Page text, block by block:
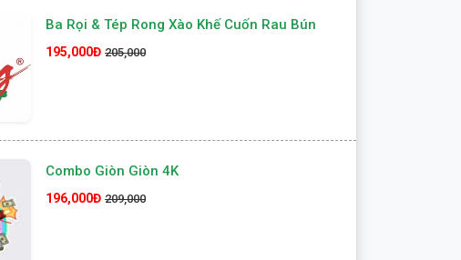
Ba Rọi & Tép Rong Xào Khế Cuốn Rau Bún
195,000Đ 205,000
Combo Giòn Giòn 4K
196,000Đ 209,000